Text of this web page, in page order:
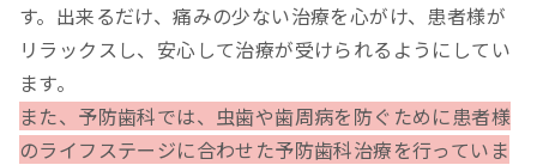
す。出来るだけ、痛みの少ない治療を心がけ、患者様が
リラックスし、安心して治療が受けられるようにしてい
ます。
また、予防歯科では、虫歯や歯周病を防ぐために患者様
のライフステージに合わせた予防歯科治療を行っていま